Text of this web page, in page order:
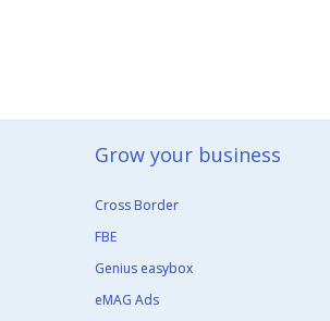
Grow your business​
Cross Border
FBE
Genius easybox
eMAG Ads